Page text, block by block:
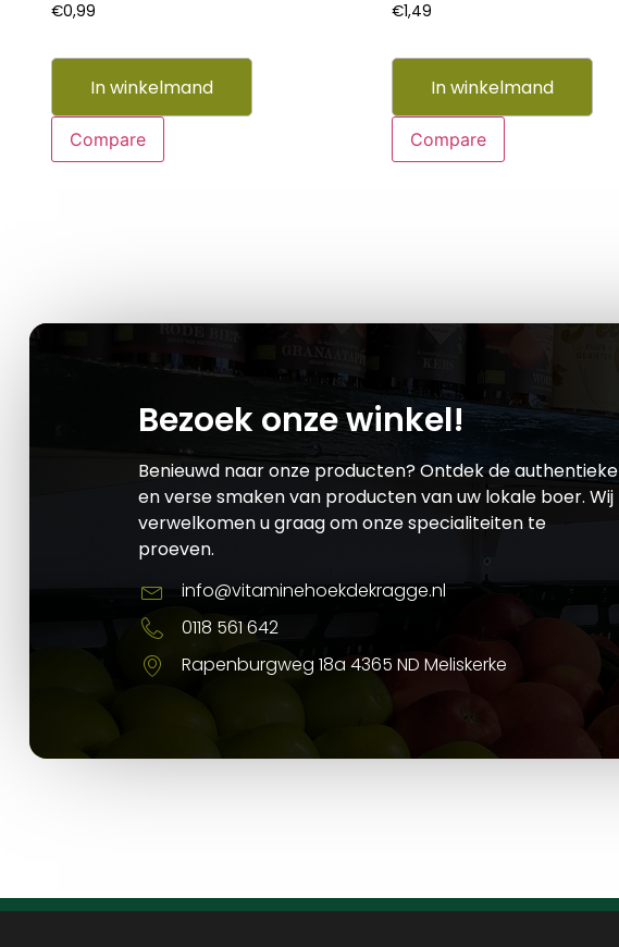
€0,99
In winkelmand
Compare
€1,49
In winkelmand
Compare
Bezoek onze winkel!
Benieuwd naar onze producten? Ontdek de authentieke
en verse smaken van producten van uw lokale boer. Wij
verwelkomen u graag om onze specialiteiten te
proeven.
info@vitaminehoekdekragge.nl
0118 561 642
Rapenburgweg 18a 4365 ND Meliskerke